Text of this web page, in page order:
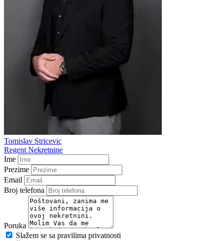
Tomislav Stricevic
Regent Nekretnine
Ime
Prezime
Email
Broj telefona
Poruka
Slažem se sa pravilima privatnosti